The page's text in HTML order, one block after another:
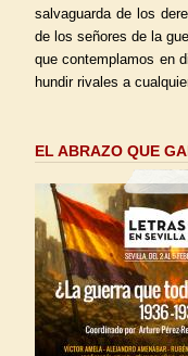
salvaguarda de los
de los señores de la
que contemplamos en
hundir rivales a
EL ABRAZO QUE